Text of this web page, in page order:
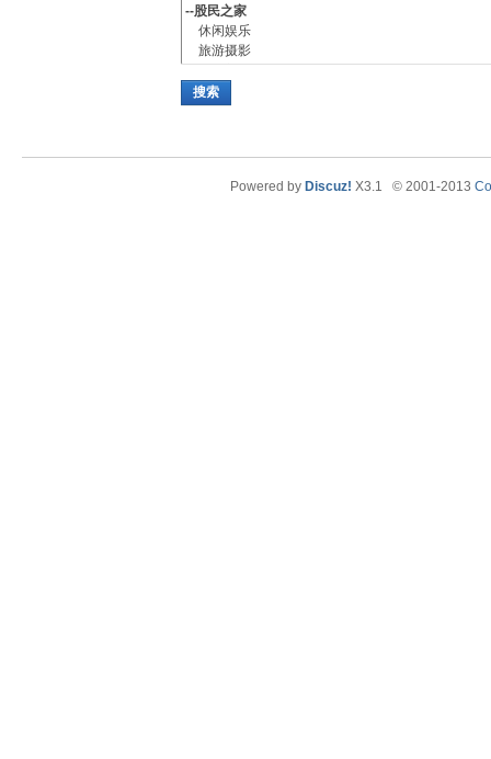
搜索
Powered by Discuz! X3.1 © 2001-2013